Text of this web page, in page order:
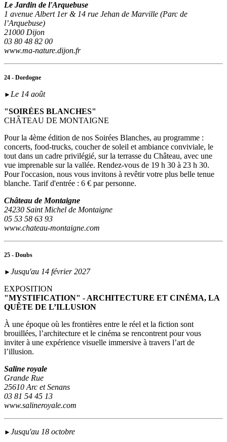
Le Jardin de l'Arquebuse
1 avenue Albert 1er & 14 rue Jehan de Marville (Parc de
l’Arquebuse)
21000 Dijon
03 80 48 82 00
www.ma-nature.dijon.fr
24 - Dordogne
► Le 14 août
"SOIRÉES BLANCHES"
CHÂTEAU DE MONTAIGNE
Pour la 4ème édition de nos Soirées Blanches, au programme :
concerts, food-trucks, coucher de soleil et ambiance conviviale, le
tout dans un cadre privilégié, sur la terrasse du Château, avec une
vue imprenable sur la vallée. Rendez-vous de 19 h 30 à 23 h 30.
Pour l'occasion, nous vous invitons à revêtir votre plus belle tenue
blanche. Tarif d'entrée : 6 € par personne.
Château de Montaigne
24230 Saint Michel de Montaigne
05 53 58 63 93
www.chateau-montaigne.com
25 - Doubs
► Jusqu'au 14 février 2027
EXPOSITION
"MYSTIFICATION" - ARCHITECTURE ET CINÉMA, LA
QUÊTE DE L’ILLUSION
À une époque où les frontières entre le réel et la fiction sont
brouillées, l’architecture et le cinéma se rencontrent pour vous
inviter à une expérience visuelle immersive à travers l’art de
l’illusion.
Saline royale
Grande Rue
25610 Arc et Senans
03 81 54 45 13
www.salineroyale.com
► Jusqu'au 18 octobre